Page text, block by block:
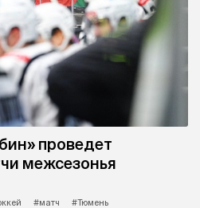
проведет
межсезонья
#матч
#Тюмень